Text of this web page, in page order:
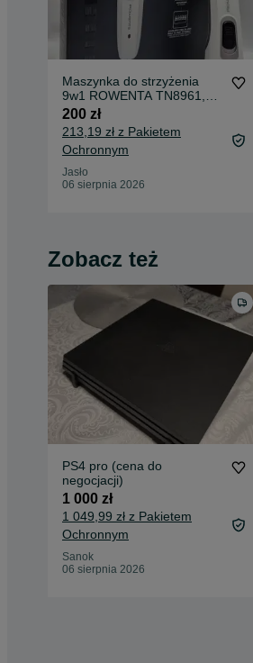
Maszynka do strzyżenia
9w1 ROWENTA TN8961,
nowa, Komis Jasło
Czackiego
200 zł
213,19 zł z Pakietem
Ochronnym
Jasło
06 sierpnia 2026
Zobacz też
PS4 pro (cena do
negocjacji)
1 000 zł
1 049,99 zł z Pakietem
Ochronnym
Sanok
06 sierpnia 2026